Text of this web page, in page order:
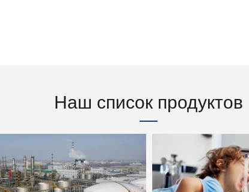
Наш список продуктов